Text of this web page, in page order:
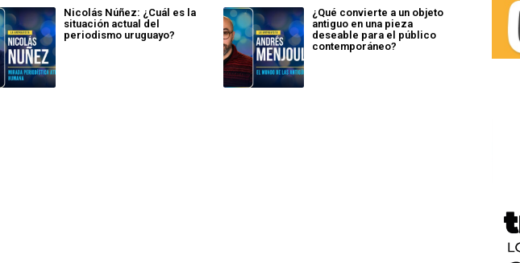
Nicolás Núñez: ¿Cuál es la
situación actual del
periodismo uruguayo?
¿Qué convierte a un objeto
antiguo en una pieza
deseable para el público
contemporáneo?